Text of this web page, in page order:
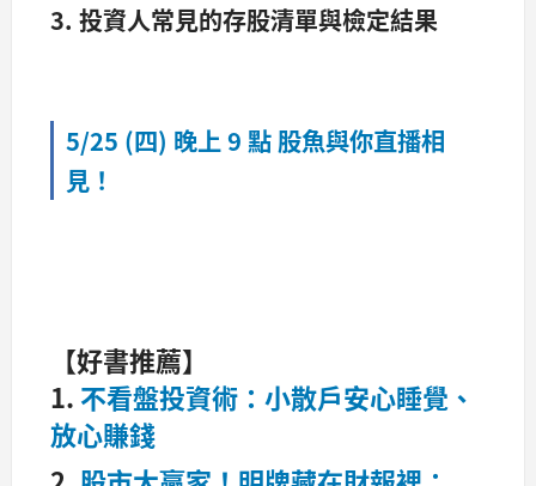
3. 投資人常見的存股清單與檢定結果
5/25 (四) 晚上 9 點 股魚與你直播相
見！
【好書推薦】
1. 不看盤投資術：小散戶安心睡覺、
放心賺錢